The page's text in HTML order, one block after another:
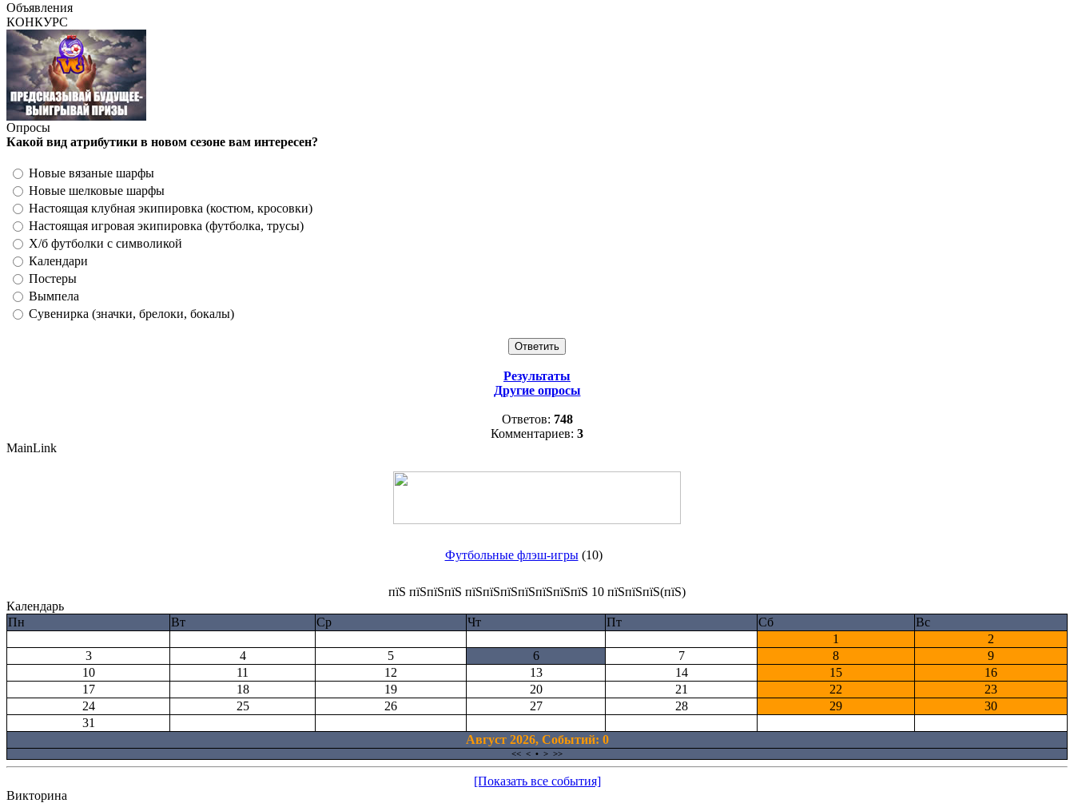
Объявления
КОНКУРС
Опросы
Какой вид атрибутики в новом сезоне вам интересен?
Новые вязаные шарфы
Новые шелковые шарфы
Настоящая клубная экипировка (костюм, кросовки)
Настоящая игровая экипировка (футболка, трусы)
Х/б футболки с символикой
Календари
Постеры
Вымпела
Сувенирка (значки, брелоки, бокалы)
Результаты
Другие опросы
Ответов: 748
Комментариев: 3
MainLink
Футбольные флэш-игры(10)
пїЅ пїЅпїЅпїЅ пїЅпїЅпїЅпїЅпїЅпїЅпїЅ 10 пїЅпїЅпїЅ(пїЅ)
Календарь
Пн
Вт Ср Чт Пт Сб
Вс
1
2
3
4 5 6 7 8
9
10
11 12 13 14 15
16
17
18 19 20 21 22
23
24
25 26 27 28 29
30
31
Август 2026, Cобытий: 0
<< < • > >>
[Показать все события]
Викторина